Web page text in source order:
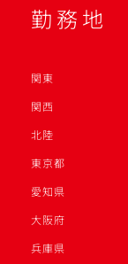
勤務地
関東
関西
北陸
東京都
愛知県
大阪府
兵庫県